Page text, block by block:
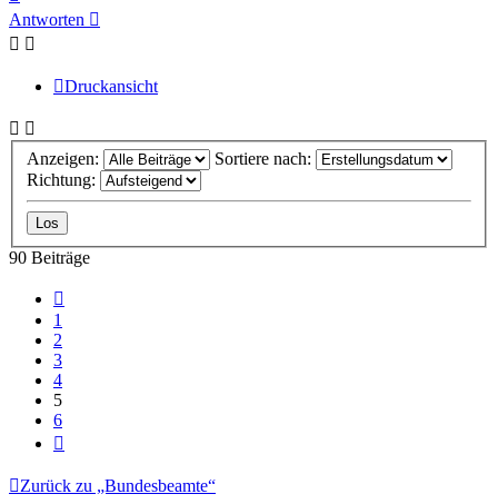
oben
Antworten
Druckansicht
Anzeigen:
Sortiere nach:
Richtung:
90 Beiträge
1
2
3
4
5
6
Zurück zu „Bundesbeamte“